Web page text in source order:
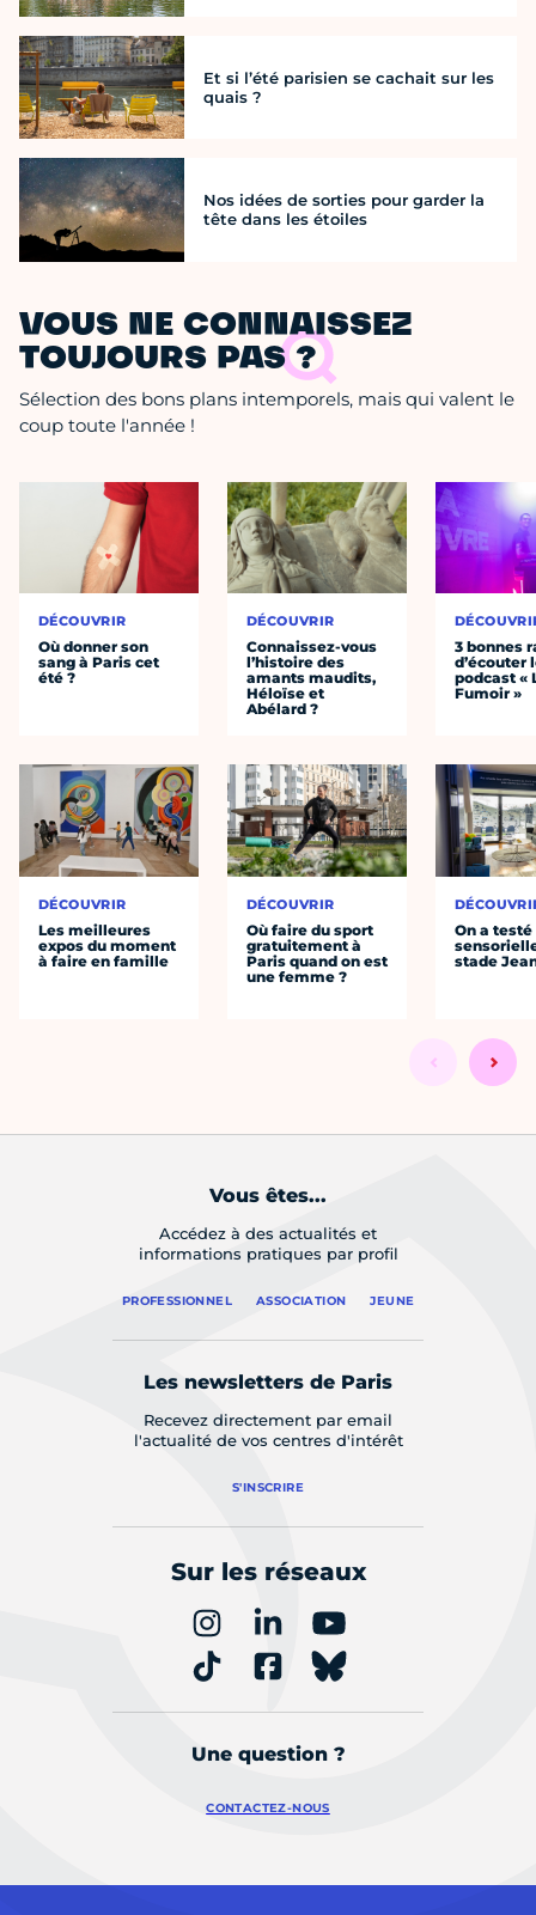
Et si l’été parisien se cachait sur les
quais ?
Nos idées de sorties pour garder la
tête dans les étoiles
VOUS NE CONNAISSEZ
TOUJOURS PAS ?
Sélection des bons plans intemporels, mais qui valent le
coup toute l'année !
DÉCOUVRIR
Où donner son
sang à Paris cet
été ?
DÉCOUVRIR
Les meilleures
expos du moment
à faire en famille
DÉCOUVRIR
Connaissez-vous
l’histoire des
amants maudits,
Héloïse et
Abélard ?
DÉCOUVRIR
Où faire du sport
gratuitement à
Paris quand on est
une femme ?
3 bonnes
d’écouter
podcast «
Fumoir »
On a
stade
Vous êtes...
Accédez à des actualités et
informations pratiques par profil
PROFESSIONNEL ASSOCIATION JEUNE
Les newsletters de Paris
Recevez directement par email
l'actualité de vos centres d'intérêt
S'INSCRIRE
Sur les réseaux
Une question ?
CONTACTEZ-NOUS